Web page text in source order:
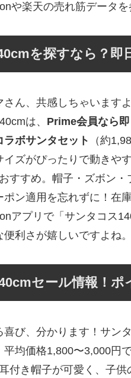
や楽天の売れ筋データを
を探すなら？即
ん、共感しちゃいます
は、 Prime会員なら
ラボサンタセット
（約
ズがぴったりで動きや
すすめ。帽子・ズボン
ン適用を忘れずに！在
アプリで「サンタコス
利さが嬉しいですよね。
セール情報！ポ
び、分かります！サン
均価格1,800〜3,000円で
付き帽子が可愛く、子